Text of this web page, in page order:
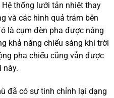
thống lưới tản nhiệt thay
và các hình quả trám bên
là cụm đèn pha được nâng
khả năng chiếu sáng khi trời
pha chiếu cũng vẫn được
này.
đã có sự tinh chỉnh lại dạng